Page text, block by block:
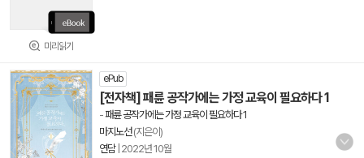
미리읽기
ePub
[전자책] 패륜 공작가에는 가정 교육이 필요하다 1
-패륜 공작가에는 가정 교육이 필요하다 1
마지노선(지은이)
연담| 2022년 10월